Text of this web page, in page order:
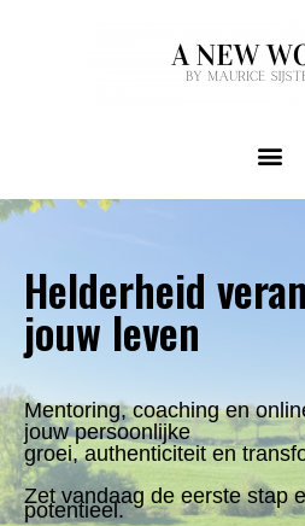
Helderheid
jouw leven
Mentoring, coaching en
jouw persoonlijke
groei, authenticiteit en
Zet vandaag de eerste stap
potentieel.